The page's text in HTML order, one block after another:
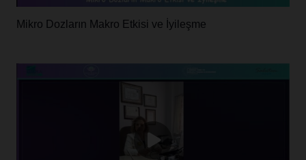
Mikro Dozların Makro Etkisi ve İyileşme